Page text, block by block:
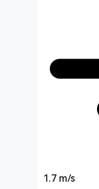
1.7 m/s